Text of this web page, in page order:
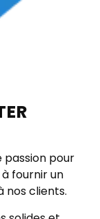
passion pour
fournir un
nos clients.